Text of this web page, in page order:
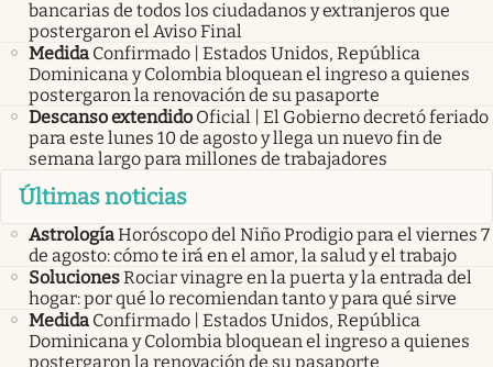
bancarias de todos los ciudadanos y extranjeros que
postergaron el Aviso Final
Medida Confirmado | Estados Unidos, República
Dominicana y Colombia bloquean el ingreso a quienes
postergaron la renovación de su pasaporte
Descanso extendido Oficial | El Gobierno decretó feriado
para este lunes 10 de agosto y llega un nuevo fin de
semana largo para millones de trabajadores
Últimas noticias
AstrologíaHoróscopo del Niño Prodigio para el viernes 7
de agosto: cómo te irá en el amor, la salud y el trabajo
SolucionesRociar vinagre en la puerta y la entrada del
hogar: por qué lo recomiendan tanto y para qué sirve
Medida Confirmado | Estados Unidos, República
Dominicana y Colombia bloquean el ingreso a quienes
postergaron la renovación de su pasaporte